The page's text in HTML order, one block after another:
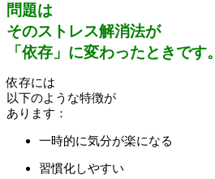
問題は
そのストレス解消法が
「依存」に変わったときです。
依存には
以下のような特徴が
あります：
一時的に気分が楽になる
習慣化しやすい